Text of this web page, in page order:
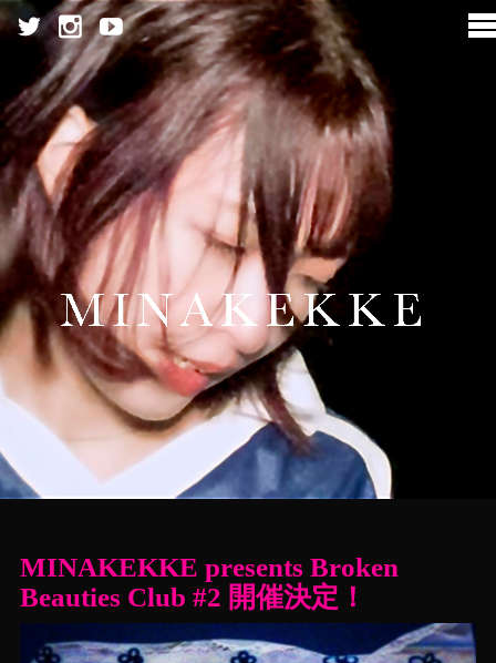
MINAKEKKE presents Broken
Beauties Club #2 開催決定！